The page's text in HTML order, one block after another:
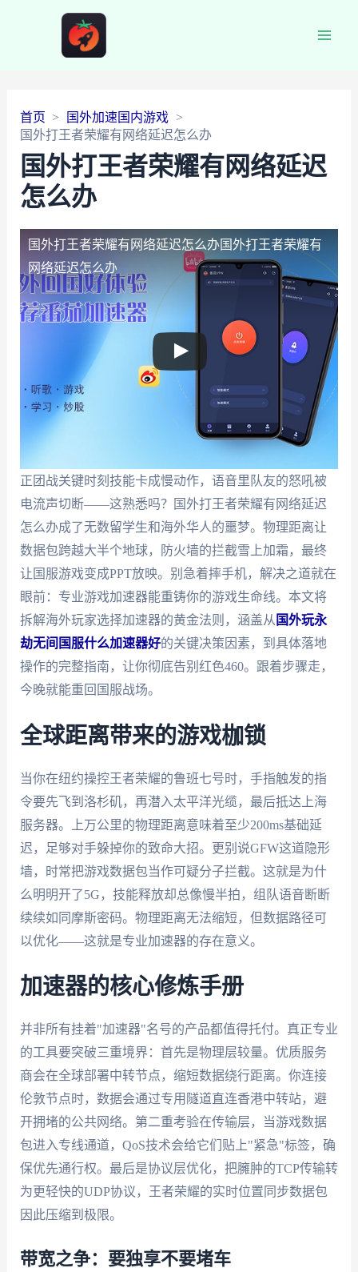
首页
国外加速国内游戏
国外打王者荣耀有网络延迟怎么办
国外打王者荣耀有网络延迟
怎么办
国外打王者荣耀有网络延迟怎么办国外打王者荣耀有
网络延迟怎么办
正团战关键时刻技能卡成慢动作，语音里队友的怒吼被
电流声切断——这熟悉吗？国外打王者荣耀有网络延迟
怎么办成了无数留学生和海外华人的噩梦。物理距离让
数据包跨越大半个地球，防火墙的拦截雪上加霜，最终
让国服游戏变成PPT放映。别急着摔手机，解决之道就在
眼前：专业游戏加速器能重铸你的游戏生命线。本文将
拆解海外玩家选择加速器的黄金法则，涵盖从 国外玩永
劫无间国服什么加速器好的关键决策因素，到具体落地
操作的完整指南，让你彻底告别红色460。跟着步骤走，
今晚就能重回国服战场。
全球距离带来的游戏枷锁
当你在纽约操控王者荣耀的鲁班七号时，手指触发的指
令要先飞到洛杉矶，再潜入太平洋光缆，最后抵达上海
服务器。上万公里的物理距离意味着至少200ms基础延
迟，足够对手躲掉你的致命大招。更别说GFW这道隐形
墙，时常把游戏数据包当作可疑分子拦截。这就是为什
么明明开了5G，技能释放却总像慢半拍，组队语音断断
续续如同摩斯密码。物理距离无法缩短，但数据路径可
以优化——这就是专业加速器的存在意义。
加速器的核心修炼手册
并非所有挂着"加速器"名号的产品都值得托付。真正专业
的工具要突破三重境界：首先是物理层较量。优质服务
商会在全球部署中转节点，缩短数据绕行距离。你连接
伦敦节点时，数据会通过专用隧道直连香港中转站，避
开拥堵的公共网络。第二重考验在传输层，当游戏数据
包进入专线通道，QoS技术会给它们贴上"紧急"标签，确
保优先通行权。最后是协议层优化，把臃肿的TCP传输转
为更轻快的UDP协议，王者荣耀的实时位置同步数据包
因此压缩到极限。
带宽之争：要独享不要堵车